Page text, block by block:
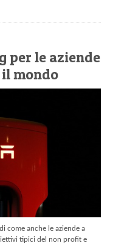
per le aziende
mondo
come anche le aziende a
tipici del non profit e